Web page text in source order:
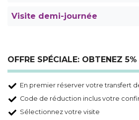
Visite demi-journée
OFFRE SPÉCIALE: OBTENEZ
En premier réserver votre transfert
Code de réduction inclus votre
Sélectionnez votre visite